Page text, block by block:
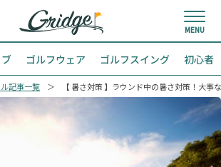
ゴルフウェア ゴルフスイング 初心者
記事一覧 【 暑さ対策 】ラウンド中の暑さ対策！大事